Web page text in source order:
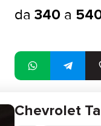
da 340 a
Chevrolet